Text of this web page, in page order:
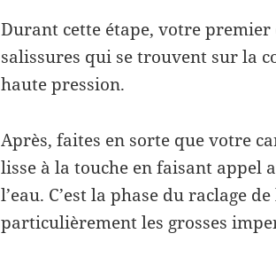
Durant cette étape, votre
salissures qui se trouvent sur la
haute pression.
Après, faites en sorte que votre
lisse à la touche en faisant appel
l’eau. C’est la phase du raclage
particulièrement les grosses